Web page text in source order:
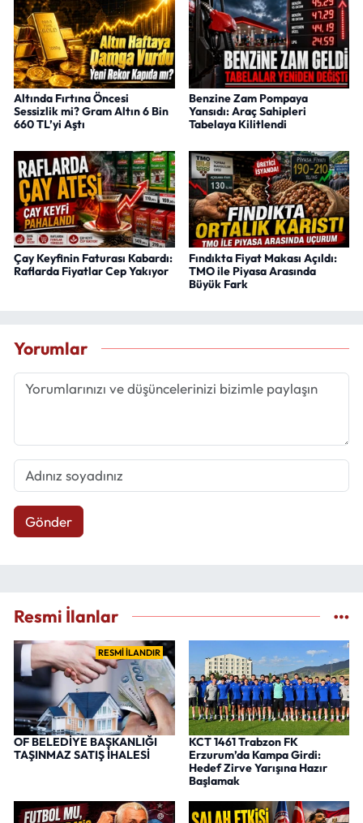
Altında Fırtına Öncesi
Sessizlik mi? Gram Altın 6 Bin
660 TL’yi Aştı
Benzine Zam Pompaya
Yansıdı: Araç Sahipleri
Tabelaya Kilitlendi
Çay Keyfinin Faturası Kabardı:
Raflarda Fiyatlar Cep Yakıyor
Fındıkta Fiyat Makası Açıldı:
TMO ile Piyasa Arasında
Büyük Fark
Yorumlar
Gönder
Resmi İlanlar
RESMİ İLANDIR
OF BELEDİYE BAŞKANLIĞI
TAŞINMAZ SATIŞ İHALESİ
KCT 1461 Trabzon FK
Erzurum’da Kampa Girdi:
Hedef Zirve Yarışına Hazır
Başlamak